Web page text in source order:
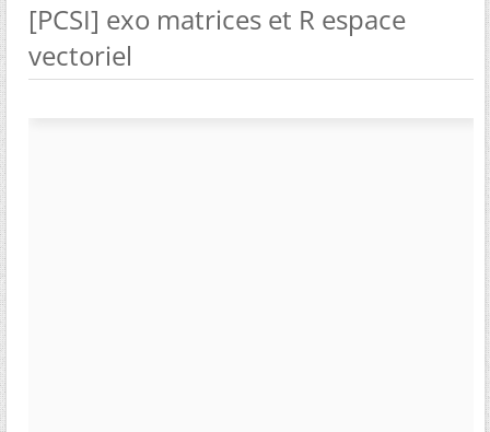
[PCSI] exo matrices et R espace
vectoriel